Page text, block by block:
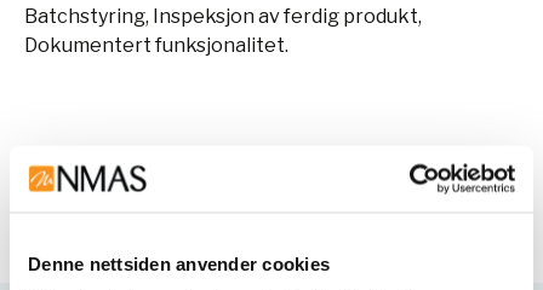
Denne nettsiden anvender cookies
Batchstyring, Inspeksjon av ferdig produkt,
Dokumentert funksjonalitet.
inneholde unøyaktigheter.